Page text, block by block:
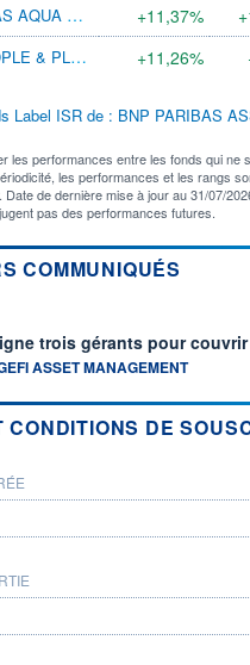
BNP PARIBAS AQUA CLASSIC
+11,37%
AXAWF PEOPLE & PLANET EQ A CAP USD
+11,26%
Label ISR de : BNP PARIBAS
les performances entre les fonds qui ne
les performances et les rangs
Date de dernière mise à jour au 31/07/
pas des performances futures.
COMMUNIQUÉS
trois gérants pour
fournie par
ASSET MANAGEMENT
CONDITIONS DE